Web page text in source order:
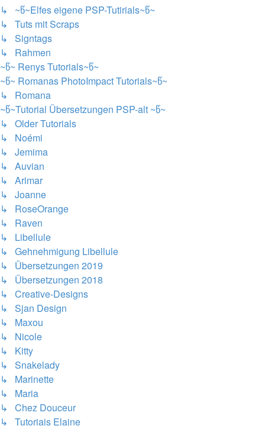
↳ ~წ~Elfes eigene PSP-Tutirials~წ~
↳ Tuts mit Scraps
↳ Signtags
↳ Rahmen
~წ~ Renys Tutorials~წ~
~წ~ Romanas PhotoImpact Tutorials~წ~
↳ Romana
~წ~Tutorial Übersetzungen PSP-alt ~წ~
↳ Older Tutorials
↳ Noémi
↳ Jemima
↳ Auvian
↳ Arimar
↳ Joanne
↳ RoseOrange
↳ Raven
↳ Libellule
↳ Gehnehmigung Libellule
↳ Übersetzungen 2019
↳ Übersetzungen 2018
↳ Creative-Designs
↳ Sjan Design
↳ Maxou
↳ Nicole
↳ Kitty
↳ Snakelady
↳ Marinette
↳ Maria
↳ Chez Douceur
↳ Tutoriais Elaine